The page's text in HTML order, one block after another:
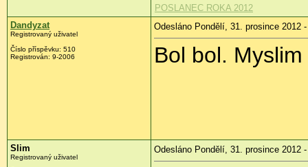
POSLANEC ROKA 2012
Dandyzat
Registrovaný uživatel
Číslo příspěvku: 510
Registrován: 9-2006
Odesláno Pondělí, 31. prosince 2012
Bol bol.
Slim
Registrovaný uživatel
Odesláno Pondělí, 31. prosince 2012